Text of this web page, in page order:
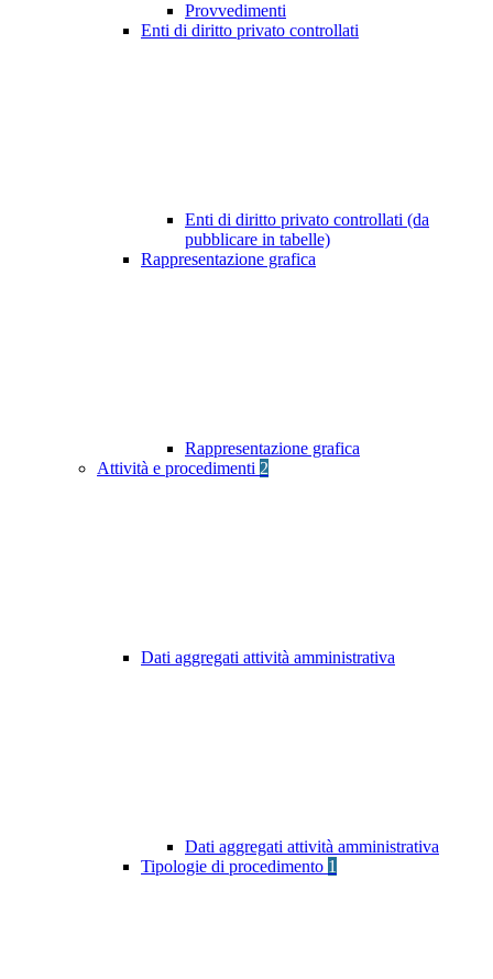
Provvedimenti
Enti di diritto privato controllati
Enti di diritto privato controllati (da
pubblicare in tabelle)
Rappresentazione grafica
Rappresentazione grafica
Attività e procedimenti 2
Dati aggregati attività amministrativa
Dati aggregati attività amministrativa
Tipologie di procedimento 1